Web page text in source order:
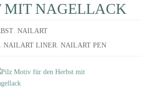
MIT NAGELLACK
,NAILART
,NAILART LINER,NAILART PEN